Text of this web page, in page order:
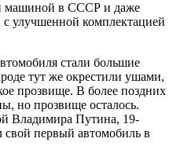
машиной в СССР и даже
с улучшенной комплектацией
стали большие
тут же окрестили ушами,
прозвище. В более поздних
но прозвище осталось.
Владимира Путина, 19-
свой первый автомобиль в